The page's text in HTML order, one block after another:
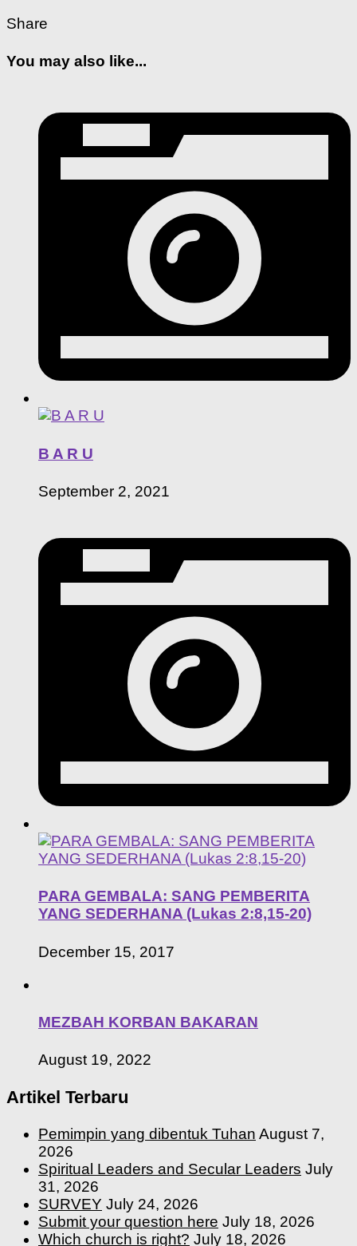
Share
You may also like...
B A R U
September 2, 2021
PARA GEMBALA: SANG PEMBERITA
YANG SEDERHANA (Lukas 2:8,15-20)
December 15, 2017
MEZBAH KORBAN BAKARAN
August 19, 2022
Artikel Terbaru
Pemimpin yang dibentuk Tuhan August 7,
2026
Spiritual Leaders and Secular Leaders July
31, 2026
SURVEY July 24, 2026
Submit your question here July 18, 2026
Which church is right? July 18, 2026